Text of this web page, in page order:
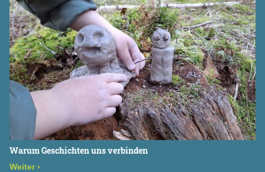
Warum Geschichten uns verbinden
Weiter ›